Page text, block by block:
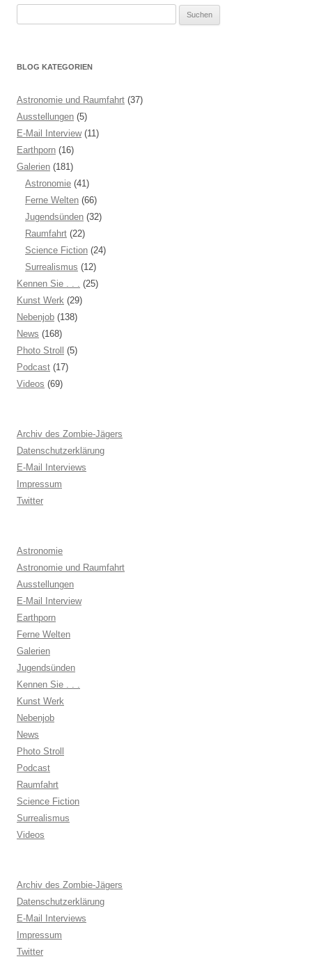
BLOG KATEGORIEN
Astronomie und Raumfahrt (37)
Ausstellungen (5)
E-Mail Interview(11)
Earthporn (16)
Galerien (181)
Astronomie (41)
Ferne Welten (66)
Jugendsünden (32)
Raumfahrt (22)
Science Fiction (24)
Surrealismus (12)
Kennen Sie . . . (25)
Kunst Werk (29)
Nebenjob (138)
News (168)
Photo Stroll
(5)
Podcast (17)
Videos (69)
Archiv des Zombie-Jägers
Datenschutzerklärung
E-Mail Interviews
Impressum
Twitter
Astronomie
Astronomie und Raumfahrt
Ausstellungen
E-Mail Interview
Earthporn
Ferne Welten
Galerien
Jugendsünden
Kennen Sie . . .
Kunst Werk
Nebenjob
News
Photo Stroll
Podcast
Raumfahrt
Science Fiction
Surrealismus
Videos
Archiv des Zombie-Jägers
Datenschutzerklärung
E-Mail Interviews
Impressum
Twitter